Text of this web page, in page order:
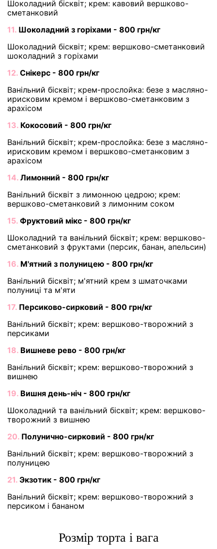
Шоколадний бісквіт; крем: кавовий вершково-
сметанковий
11. Шоколадний з горіхами - 800 грн/кг
Шоколадний бісквіт; крем: вершково-сметанковий
шоколадний з горіхами
12. Снікерс - 800 грн/кг
Ванільний бісквіт; крем-прослойка: безе з масляно-
ирисковим кремом і вершково-сметанковим з
арахісом
13. Кокосовий - 800 грн/кг
Ванільний бісквіт; крем-прослойка: безе з масляно-
ирисковим кремом і вершково-сметанковим з
арахісом
14. Лимонний - 800 грн/кг
Ванільний бісквіт з лимонною цедрою; крем:
вершково-сметанковий з лимонним соком
15. Фруктовий мікс - 800 грн/кг
Шоколадний та ванільний бісквіт; крем: вершково-
сметанковий з фруктами (персик, банан, апельсин)
16. М'ятний з полуницею - 800 грн/кг
Ванільний бісквіт; м'ятний крем з шматочками
полуниці та м'яти
17. Персиково-сирковий - 800 грн/кг
Ванільний бісквіт; крем: вершково-творожний з
персиками
18. Вишневе рево - 800 грн/кг
Ванільний бісквіт; крем: вершково-творожний з
вишнею
19. Вишня день-ніч - 800 грн/кг
Шоколадний та ванільний бісквіт; крем: вершково-
творожний з вишнею
20. Полунично-сирковий - 800 грн/кг
Ванільний бісквіт; крем: вершково-творожний з
полуницею
21. Экзотик - 800 грн/кг
Ванільний бісквіт; крем: вершково-творожний з
персиком і бананом
Розмір торта і вага